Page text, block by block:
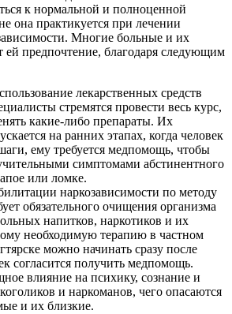
к нормальной и полноценной
она практикуется при лечении
Многие больные и их
ей предпочтение, благодаря следующим
лекарственных средств
стремятся провести весь курс,
какие-либо препараты. Их
на ранних этапах, когда человек
ему требуется медпомощь, чтобы
симптомами абстинентного
или ломке.
наркозависимости по методу
обязательного очищения организма
напитков, наркотиков и их
необходимую терапию в частном
можно начинать сразу после
согласится получить медпомощь.
влияние на психику, сознание и
и наркоманов, чего опасаются
и их близкие.